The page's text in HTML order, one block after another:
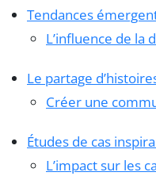
Tendances
L’influence de la
Le partage
Créer une
Études de cas
L’impact sur les